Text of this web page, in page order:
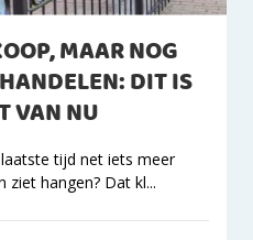
MAAR NOG
DIT IS
VAN NU
tijd net iets meer
hangen? Dat kl...